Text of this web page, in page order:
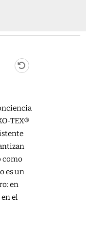
TEX®
como
es un
en
el